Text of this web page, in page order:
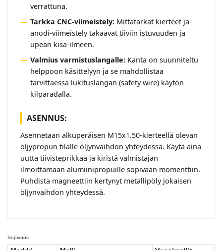
verrattuna.
Tarkka CNC-viimeistely: Mittatarkat kierteet ja
anodi-viimeistely takaavat tiiviin istuvuuden ja
upean kisa-ilmeen.
Valmius varmistuslangalle: Kanta on suunniteltu
helppoon käsittelyyn ja se mahdollistaa
tarvittaessa lukituslangan (safety wire) käytön
kilparadalla.
ASENNUS:
Asennetaan alkuperäisen M15x1.50-kierteellä olevan
öljypropun tilalle öljynvaihdon yhteydessä. Käytä aina
uutta tiivisteprikkaa ja kiristä valmistajan
ilmoittamaan alumiinipropuille sopivaan momenttiin.
Puhdista magneettiin kertynyt metallipöly jokaisen
öljynvaihdon yhteydessä.
Sopivuus